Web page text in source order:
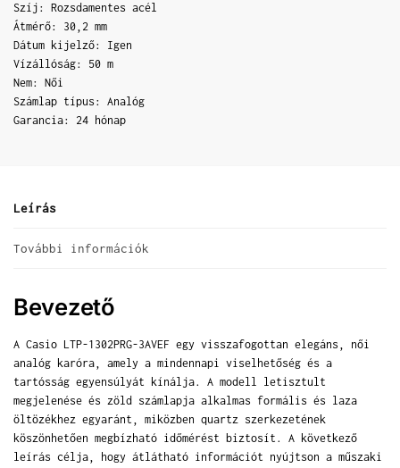
Szíj: Rozsdamentes acél
Átmérő: 30,2 mm
Dátum kijelző: Igen
Vízállóság: 50 m
Nem: Női
Számlap típus: Analóg
Garancia: 24 hónap
Leírás
További információk
Bevezető
A Casio LTP-1302PRG-3AVEF egy visszafogottan elegáns, női
analóg karóra, amely a mindennapi viselhetőség és a
tartósság egyensúlyát kínálja. A modell letisztult
megjelenése és zöld számlapja alkalmas formális és laza
öltözékhez egyaránt, miközben quartz szerkezetének
köszönhetően megbízható időmérést biztosít. A következő
leírás célja, hogy átlátható információt nyújtson a műszaki